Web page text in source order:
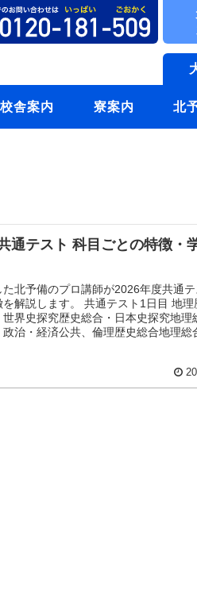
校舎案内 寮案内 北
通テスト 科目ごとの特徴・
た北予備のプロ講師が2026年度共通
を解説します。 共通テスト1日目 地理
世界史探究歴史総合・日本史探究地理
治・経済公共、倫理歴史総合地理総